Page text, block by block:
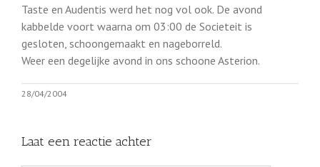
Taste en Audentis werd het nog vol ook. De avond
kabbelde voort waarna om 03:00 de Societeit is
gesloten, schoongemaakt en nageborreld.
Weer een degelijke avond in ons schoone Asterion.
28/04/2004
Laat een reactie achter